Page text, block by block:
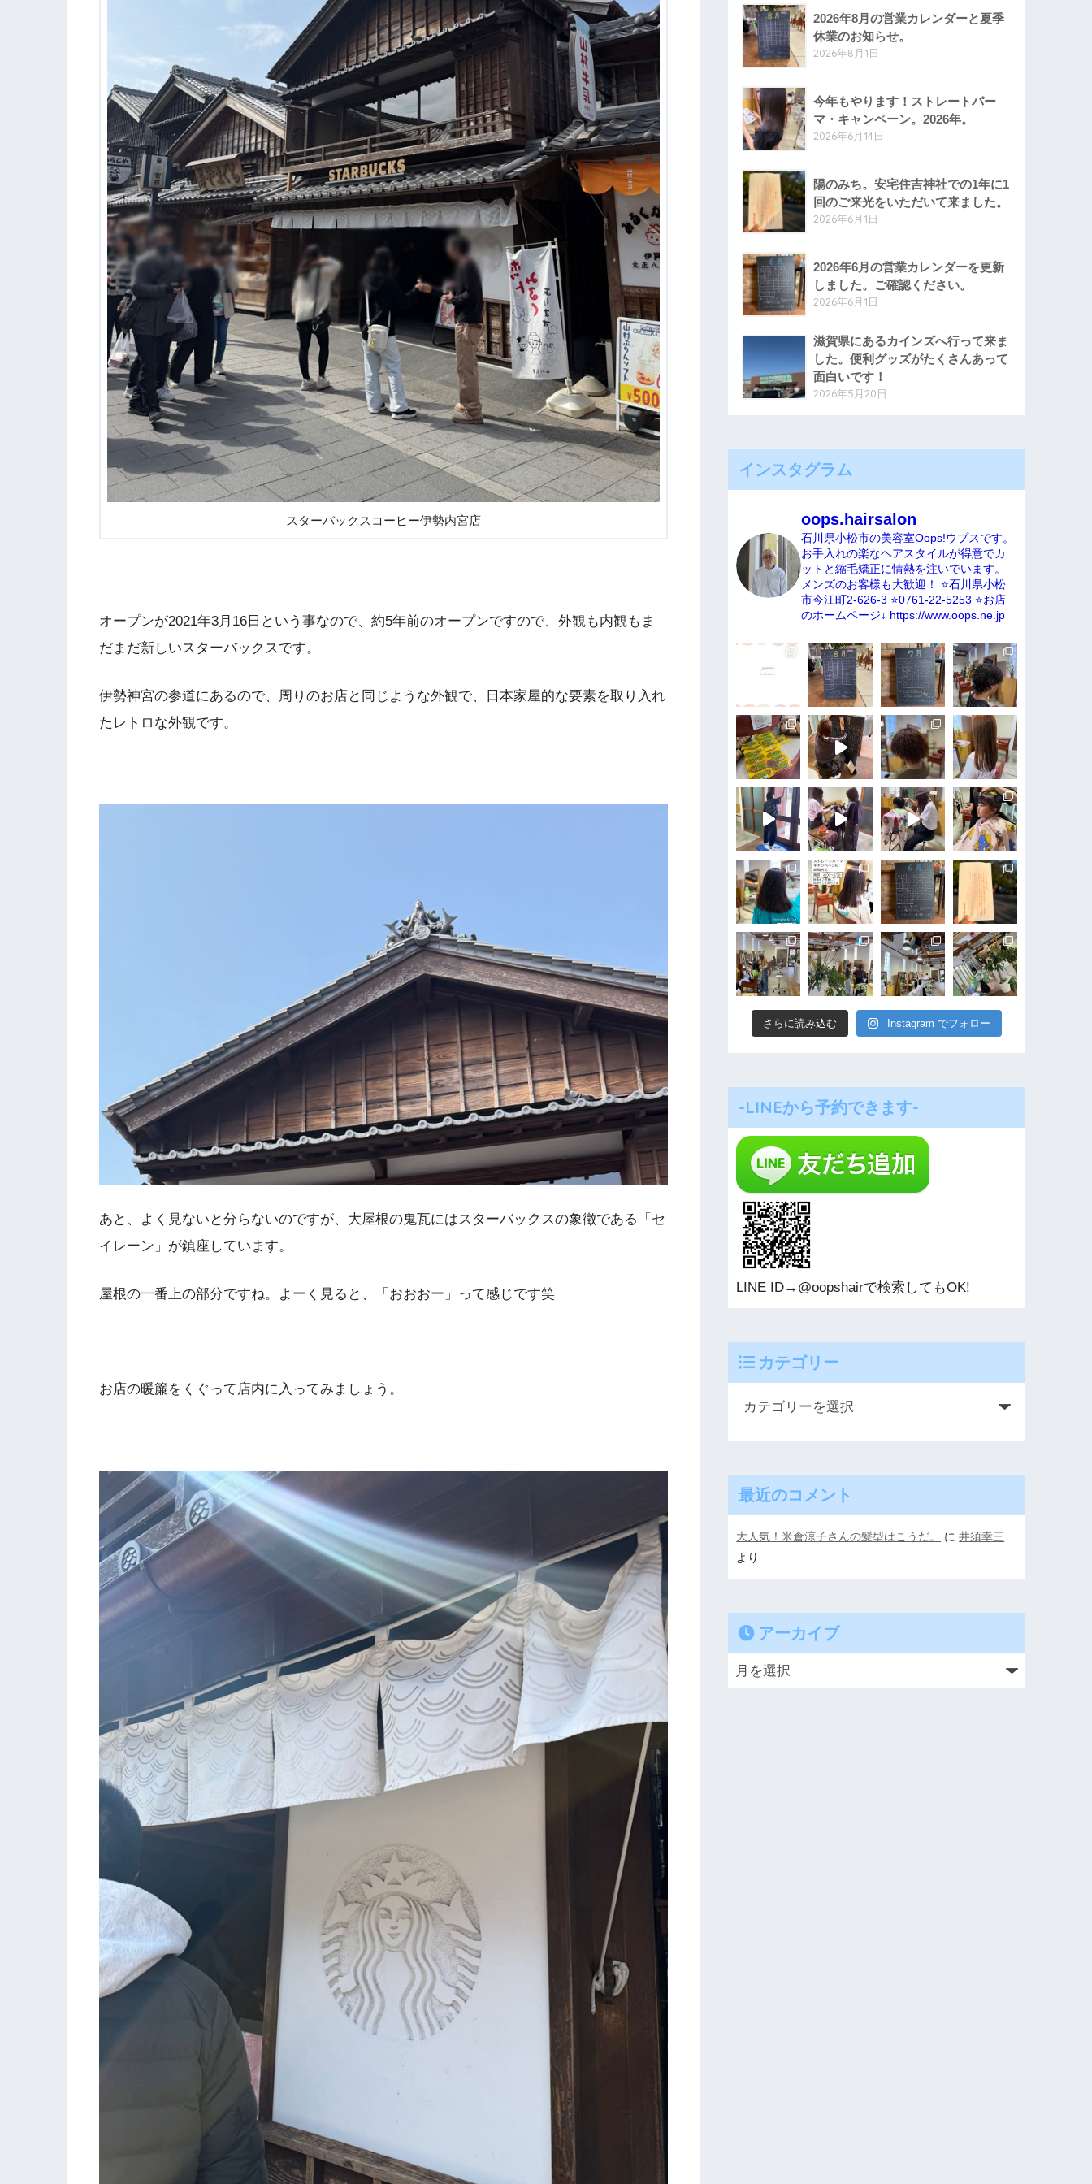
スターバックスコーヒー伊勢内宮店
オープンが2021年3月16日という事なので、約5年前のオープンですので、外観も内観もま
だまだ新しいスターバックスです。
伊勢神宮の参道にあるので、周りのお店と同じような外観で、日本家屋的な要素を取り入れ
たレトロな外観です。
あと、よく見ないと分らないのですが、大屋根の鬼瓦にはスターバックスの象徴である「セ
イレーン」が鎮座しています。
屋根の一番上の部分ですね。よーく見ると、「おおおー」って感じです笑
お店の暖簾をくぐって店内に入ってみましょう。
2026年8月の営業カレンダーと夏季
休業のお知らせ。
2026年8月1日
今年もやります！ストレートパー
マ・キャンペーン。2026年。
2026年6月14日
陽のみち。安宅住吉神社での1年に1
回のご来光をいただいて来ました。
2026年6月1日
2026年6月の営業カレンダーを更新
しました。ご確認ください。
2026年6月1日
滋賀県にあるカインズへ行って来ま
した。便利グッズがたくさんあって
面白いです！
2026年5月20日
インスタグラム
oops.hairsalon
石川県小松市の美容室Oops!ウプスです。
お手入れの楽なヘアスタイルが得意でカ
ットと縮毛矯正に情熱を注いでいます。
メンズのお客様も大歓迎！
⭐️石川県小松
市今江町2-626-3 ⭐️0761-22-5253 ⭐️お店
のホームページ↓ https://www.oops.ne.jp
さらに読み込む Instagram でフォロー
-LINEから予約できます-
LINE ID→@oopshairで検索してもOK!
カテゴリー
最近のコメント
大人気！米倉涼子さんの髪型はこうだ。 に井須幸三
より
アーカイブ